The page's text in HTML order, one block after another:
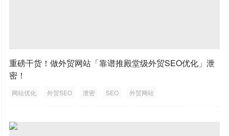
重磅干货！做外贸网站「靠谱推殿堂级外贸SEO优化」泄
密！
网站优化 外贸SEO 泄密 SEO 外贸网站